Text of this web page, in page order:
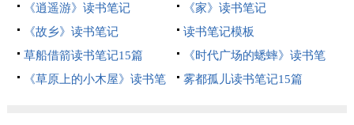
《逍遥游》读书笔记
《家》读书笔记
《故乡》读书笔记
读书笔记模板
草船借箭读书笔记15篇
《时代广场的蟋蟀》读书笔
记
《草原上的小木屋》读书笔
雾都孤儿读书笔记15篇